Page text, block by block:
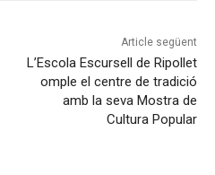
Article següent
L’Escola Escursell de Ripollet
omple el centre de tradició
amb la seva Mostra de
Cultura Popular